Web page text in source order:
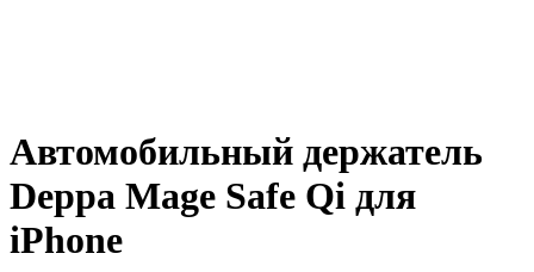
Автомобильный держатель
Deppa Mage Safe Qi для
iPhone